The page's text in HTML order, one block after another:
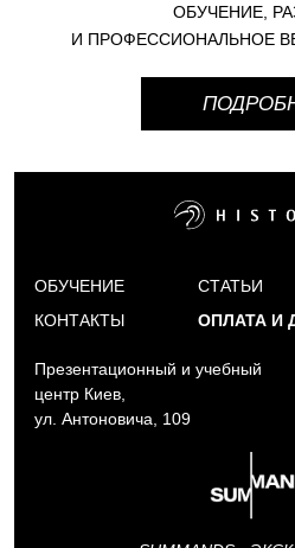
ОБУЧЕНИЕ,
И ПРОФЕССИОНАЛЬНОЕ
ОБУЧЕНИЕ
КОНТАКТЫ
СТАТЬИ
ОПЛАТА И
Презентационный и учебный
центр Киев,
ул. Антоновича, 109